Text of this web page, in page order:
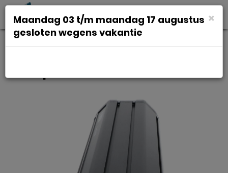
×
Maandag 03 t/m maandag 17 augustus
gesloten wegens vakantie